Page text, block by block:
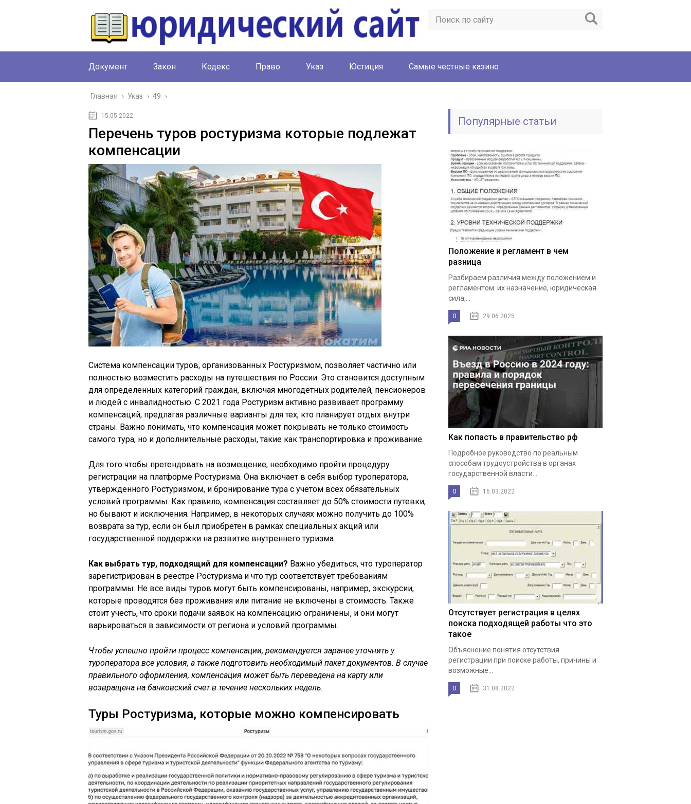
Документ Закон Кодекс Право Указ Юстиция Cамые честные казино
Главная › Указ › 49 ›
15.05.2022
Перечень туров ростуризма которые подлежат
компенсации
Система компенсации туров, организованных Ростуризмом, позволяет частично или
полностью возместить расходы на путешествия по России. Это становится доступным
для определенных категорий граждан, включая многодетных родителей, пенсионеров
и людей с инвалидностью. С 2021 года Ростуризм активно развивает программу
компенсаций, предлагая различные варианты для тех, кто планирует отдых внутри
страны. Важно понимать, что компенсация может покрывать не только стоимость
самого тура, но и дополнительные расходы, такие как транспортировка и проживание.
Для того чтобы претендовать на возмещение, необходимо пройти процедуру
регистрации на платформе Ростуризма. Она включает в себя выбор туроператора,
утвержденного Ростуризмом, и бронирование тура с учетом всех обязательных
условий программы. Как правило, компенсация составляет до 50% стоимости путевки,
но бывают и исключения. Например, в некоторых случаях можно получить до 100%
возврата за тур, если он был приобретен в рамках специальных акций или
государственной поддержки на развитие внутреннего туризма.
Как выбрать тур, подходящий для компенсации? Важно убедиться, что туроператор
зарегистрирован в реестре Ростуризма и что тур соответствует требованиям
программы. Не все виды туров могут быть компенсированы, например, экскурсии,
которые проводятся без проживания или питание не включены в стоимость. Также
стоит учесть, что сроки подачи заявок на компенсацию ограничены, и они могут
варьироваться в зависимости от региона и условий программы.
Чтобы успешно пройти процесс компенсации, рекомендуется заранее уточнить у
туроператора все условия, а также подготовить необходимый пакет документов. В случае
правильного оформления, компенсация может быть переведена на карту или
возвращена на банковский счет в течение нескольких недель.
Туры Ростуризма, которые можно компенсировать
Популярные статьи
Положение и регламент в чем
разница
Разбираем различия между положением и
регламентом: их назначение, юридическая
сила,...
0 29.06.2025
Как попасть в правительство рф
Подробное руководство по реальным
способам трудоустройства в органах
государственной власти...
0 16.03.2022
Отсутствует регистрация в целях
поиска подходящей работы что это
такое
Объяснение понятия отсутствия
регистрации при поиске работы, причины и
возможные...
0 31.08.2022